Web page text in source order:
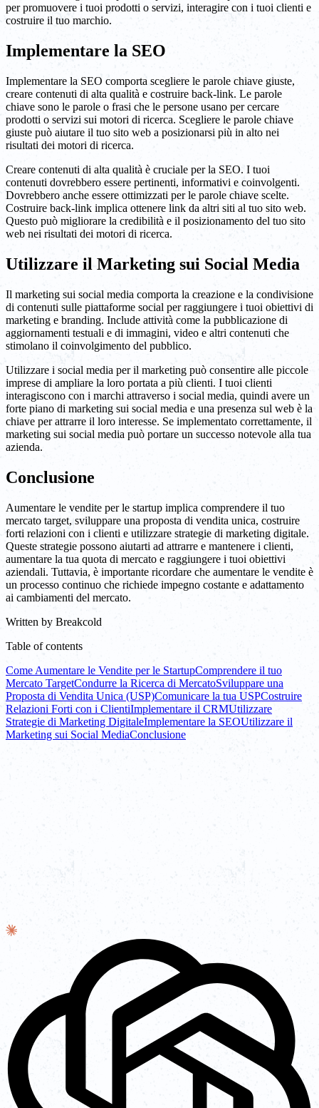
per promuovere i tuoi prodotti o servizi, interagire con i tuoi clienti e
costruire il tuo marchio.
Implementare la SEO
Implementare la SEO comporta scegliere le parole chiave giuste,
creare contenuti di alta qualità e costruire back-link. Le parole
chiave sono le parole o frasi che le persone usano per cercare
prodotti o servizi sui motori di ricerca. Scegliere le parole chiave
giuste può aiutare il tuo sito web a posizionarsi più in alto nei
risultati dei motori di ricerca.
Creare contenuti di alta qualità è cruciale per la SEO. I tuoi
contenuti dovrebbero essere pertinenti, informativi e coinvolgenti.
Dovrebbero anche essere ottimizzati per le parole chiave scelte.
Costruire back-link implica ottenere link da altri siti al tuo sito web.
Questo può migliorare la credibilità e il posizionamento del tuo sito
web nei risultati dei motori di ricerca.
Utilizzare il Marketing sui Social Media
Il marketing sui social media comporta la creazione e la condivisione
di contenuti sulle piattaforme social per raggiungere i tuoi obiettivi di
marketing e branding. Include attività come la pubblicazione di
aggiornamenti testuali e di immagini, video e altri contenuti che
stimolano il coinvolgimento del pubblico.
Utilizzare i social media per il marketing può consentire alle piccole
imprese di ampliare la loro portata a più clienti. I tuoi clienti
interagiscono con i marchi attraverso i social media, quindi avere un
forte piano di marketing sui social media e una presenza sul web è la
chiave per attrarre il loro interesse. Se implementato correttamente, il
marketing sui social media può portare un successo notevole alla tua
azienda.
Conclusione
Aumentare le vendite per le startup implica comprendere il tuo
mercato target, sviluppare una proposta di vendita unica, costruire
forti relazioni con i clienti e utilizzare strategie di marketing digitale.
Queste strategie possono aiutarti ad attrarre e mantenere i clienti,
aumentare la tua quota di mercato e raggiungere i tuoi obiettivi
aziendali. Tuttavia, è importante ricordare che aumentare le vendite è
un processo continuo che richiede impegno costante e adattamento
ai cambiamenti del mercato.
Written by Breakcold
Table of contents
Come Aumentare le Vendite per le StartupComprendere il tuo
Mercato TargetCondurre la Ricerca di MercatoSviluppare una
Proposta di Vendita Unica (USP)Comunicare la tua USPCostruire
Relazioni Forti con i ClientiImplementare il CRMUtilizzare
Strategie di Marketing DigitaleImplementare la SEOUtilizzare il
Marketing sui Social MediaConclusione